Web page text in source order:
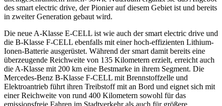
des smart electric drive, der Pionier auf diesem Gebiet ist und bereits
in zweiter Generation gebaut wird.
Die neue A-Klasse E-CELL ist wie auch der smart electric drive und
die B-Klasse F-CELL ebenfalls mit einer hoch-effizienten Lithium-
Ionen-Batterie ausgerüstet. Während der smart damit bereits eine
überzeugende Reichweite von 135 Kilometern erzielt, erreicht auch
die A-Klasse mit 200 km eine Bestmarke in ihrem Segment. Die
Mercedes-Benz B-Klasse F-CELL mit Brennstoffzelle und
Elektroantrieb führt ihren Treibstoff mit an Bord und eignet sich mit
einer Reichweite von rund 400 Kilometern sowohl für das